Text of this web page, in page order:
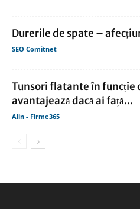
Durerile de spate –
SEO Comitnet
Tunsori flatante în funcție
avantajează dacă ai față...
Alin - Firme365